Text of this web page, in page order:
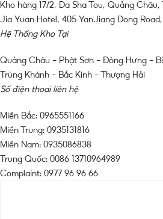
Kho hàng 17/2, Da Sha Tou, Quảng Châu,
Jia Yuan Hotel, 405 YanJiang Dong
Hệ Thống Kho Tại
Quảng Châu – Phật Sơn – Đông Hưng –
Trùng Khánh – Bắc Kinh – Thượng Hải
Số điện thoại liên hệ
Miền Bắc: 0965551166
Miền Trung: 0935131816
Miền Nam: 0935086838
Trung Quốc: 0086 13710964989
Complaint: 0977 96 96 66